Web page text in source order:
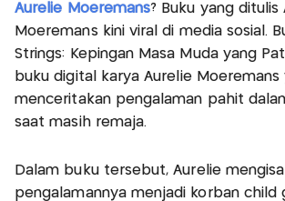
Aurelie Moeremans? Buku yang ditulis
Moeremans kini viral di media sosial.
Strings: Kepingan Masa Muda yang
buku digital karya Aurelie Moeremans
menceritakan pengalaman pahit
saat masih remaja.
Dalam buku tersebut, Aurelie
pengalamannya menjadi korban child